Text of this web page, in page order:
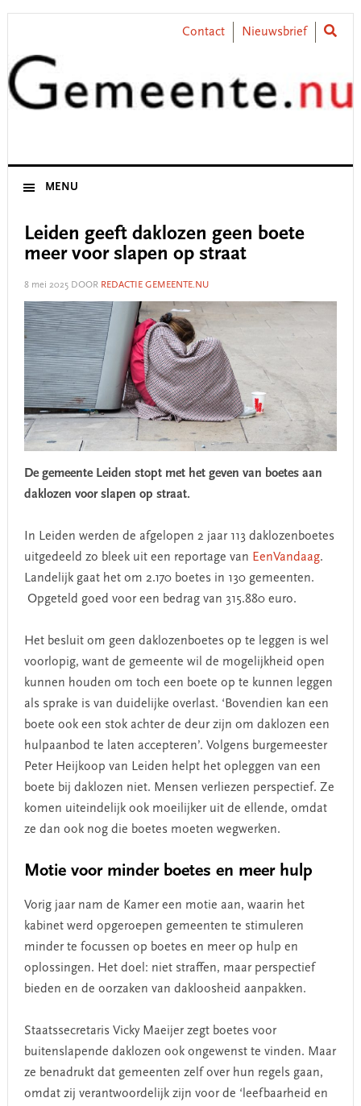
Skip
primary
navigation
Skip
content
Skip
primary
sidebar
Skip
footer
Contact Nieuwsbrief
MENU
Leiden geeft daklozen geen boete
meer voor slapen op straat
8 mei 2025DOOR REDACTIE GEMEENTE.NU
De gemeente Leiden stopt met het geven van boetes aan
daklozen voor slapen op straat.
In Leiden werden de afgelopen 2 jaar 113 daklozenboetes
uitgedeeld zo bleek uit een reportage van EenVandaag.
Landelijk gaat het om 2.170 boetes in 130 gemeenten.
Opgeteld goed voor een bedrag van 315.880 euro.
Het besluit om geen daklozenboetes op te leggen is wel
voorlopig, want de gemeente wil de mogelijkheid open
kunnen houden om toch een boete op te kunnen leggen
als sprake is van duidelijke overlast. ‘Bovendien kan een
boete ook een stok achter de deur zijn om daklozen een
hulpaanbod te laten accepteren’. Volgens burgemeester
Peter Heijkoop van Leiden helpt het opleggen van een
boete bij daklozen niet. Mensen verliezen perspectief. Ze
komen uiteindelijk ook moeilijker uit de ellende, omdat
ze dan ook nog die boetes moeten wegwerken.
Motie voor minder boetes en meer hulp
Vorig jaar nam de Kamer een motie aan, waarin het
kabinet werd opgeroepen gemeenten te stimuleren
minder te focussen op boetes en meer op hulp en
oplossingen. Het doel: niet straffen, maar perspectief
bieden en de oorzaken van dakloosheid aanpakken.
Staatssecretaris Vicky Maeijer zegt boetes voor
buitenslapende daklozen ook ongewenst te vinden. Maar
ze benadrukt dat gemeenten zelf over hun regels gaan,
omdat zij verantwoordelijk zijn voor de ‘leefbaarheid en